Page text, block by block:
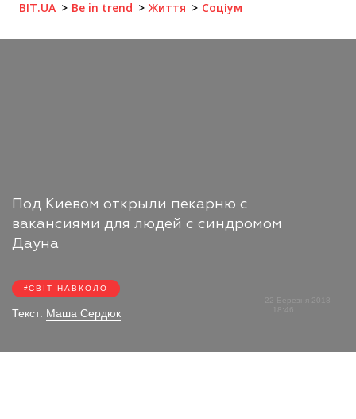
BIT.UA Be in trend Життя Соціум
Под Киевом открыли пекарню с
вакансиями для людей с синдромом
Дауна
СВІТ НАВКОЛО
Текст: Маша Сердюк
22 Березня 2018